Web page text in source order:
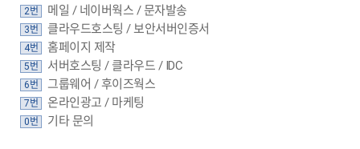
2번 메일 / 네이버웍스 / 문자발송
3번 클라우드호스팅 / 보안서버인증서
4번 홈페이지 제작
5번 서버호스팅 / 클라우드 / IDC
6번 그룹웨어 / 후이즈웍스
7번 온라인광고 / 마케팅
0번 기타 문의